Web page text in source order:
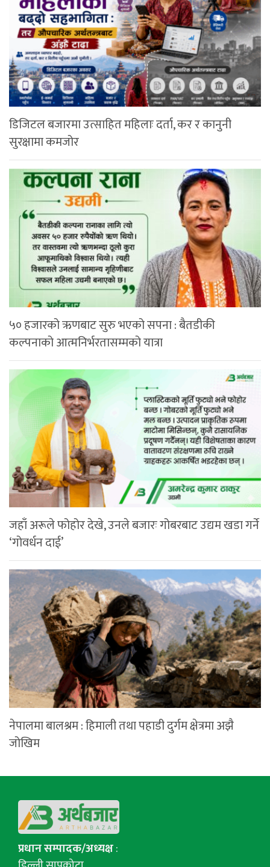
डिजिटल बजारमा उत्साहित महिलाः दर्ता, कर र कानुनी
सुरक्षामा कमजोर
५० हजारको ऋणबाट सुरु भएको सपना : बैतडीकी
कल्पनाको आत्मनिर्भरतासम्मको यात्रा
जहाँ अरूले फोहोर देखे, उनले बजारः गोबरबाट उद्यम खडा गर्ने
‘गोवर्धन दाई’
नेपालमा बालश्रम : हिमाली तथा पहाडी दुर्गम क्षेत्रमा अझै
जोखिम
प्रधान सम्पादक/अध्यक्ष: